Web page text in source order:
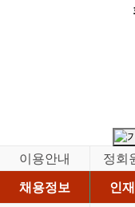
이용안내 정회
채용정보
인